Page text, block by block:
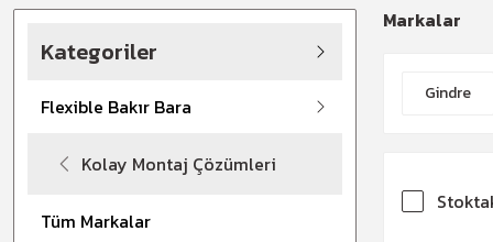
Kategoriler
Flexible Bakır Bara
Kolay Montaj Çözümleri
Tüm Markalar
Markalar
Gindre